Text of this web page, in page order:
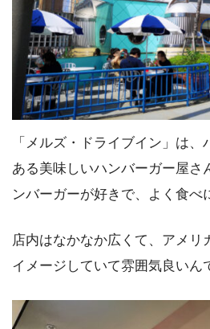
「メルズ・ドライブイン」は
ある美味しいハンバーガー屋さ
ンバーガーが好きで、よく食べ
店内はなかなか広くて、アメリ
イメージしていて雰囲気良いん